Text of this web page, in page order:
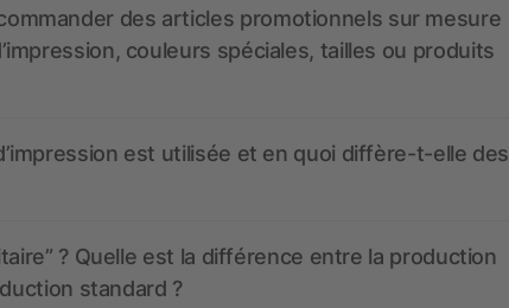
des articles promotionnels sur mesure
couleurs spéciales, tailles ou produits
est utilisée et en quoi diffère-t-elle des
? Quelle est la différence entre la production
standard ?